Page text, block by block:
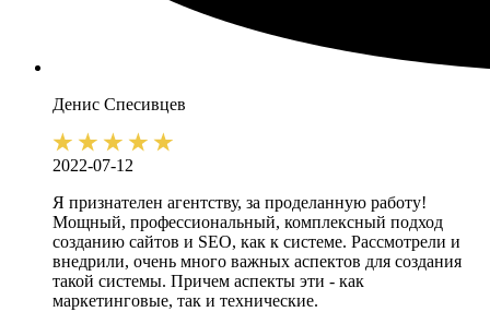
Денис Спесивцев
2022-07-12
Я признателен агентству, за проделанную работу!
Мощный, профессиональный, комплексный подход
созданию сайтов и SEO, как к системе. Рассмотрели и
внедрили, очень много важных аспектов для создания
такой системы. Причем аспекты эти - как
маркетинговые, так и технические.